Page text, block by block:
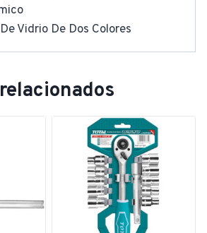
Vidrio De Dos Colores